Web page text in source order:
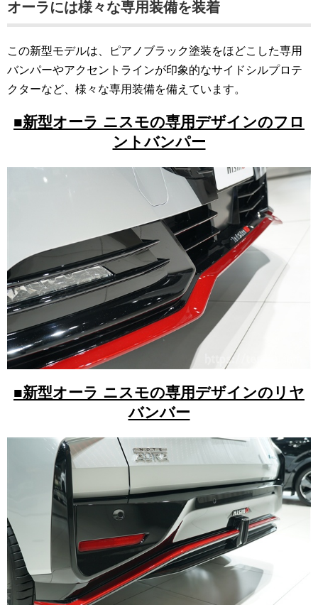
オーラには様々な専用装備を装着
この新型モデルは、ピアノブラック塗装をほどこした専用
バンパーやアクセントラインが印象的なサイドシルプロテ
クターなど、様々な専用装備を備えています。
■新型オーラ ニスモの専用デザインのフロ
ントバンパー
■新型オーラ ニスモの専用デザインのリヤ
バンバー